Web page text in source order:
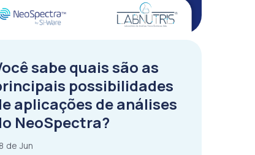
sabe quais são as
possibilidades
aplicações de análises
NeoSpectra?
de Jun